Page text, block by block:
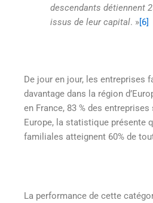
descendants détiennent
issus de leur capital. »[6]
De jour en jour, les entreprises
davantage dans la région
en France, 83 % des
Europe, la statistique présente
familiales atteignent 60% de
La performance de cette